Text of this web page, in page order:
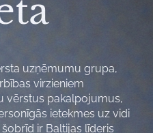
uzņēmumu grupa,
virzieniem
vērstus pakalpojumus,
ietekmes uz vidi
ir Baltijas līderis